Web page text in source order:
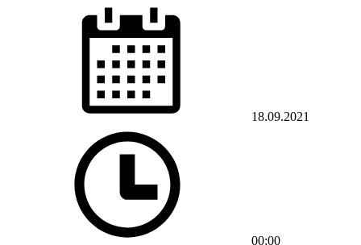
18.09.2021
00:00